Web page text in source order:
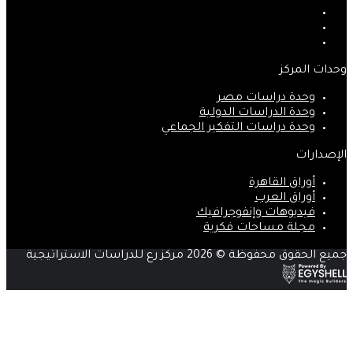
وحدات المركز
وحدة دراسات مصر
وحدة الدراسات الدولية
وحدة دراسات التفكير الجماعي
الإصدارات
أوراق القاهرة
أوراق العرب
فيديوهات وإنفوجرافيك
مجلة مساحات فكرية
جميع الحقوق محفوظة © 2026 مركز رع للدراسات الاستراتيجية